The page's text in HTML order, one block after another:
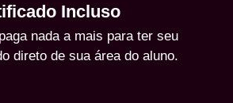
Incluso
nada a mais para ter seu
direto de sua área do aluno.